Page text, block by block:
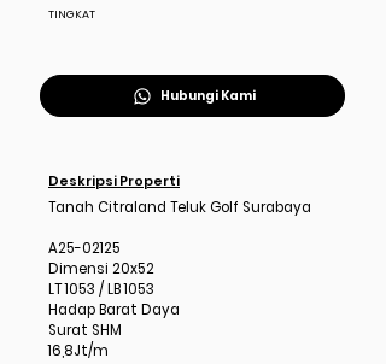
TINGKAT
Hubungi Kami
Deskripsi Properti
Tanah Citraland Teluk Golf Surabaya
A25-02125
Dimensi 20x52
LT 1053 / LB 1053
Hadap Barat Daya
Surat SHM
16,8Jt/m